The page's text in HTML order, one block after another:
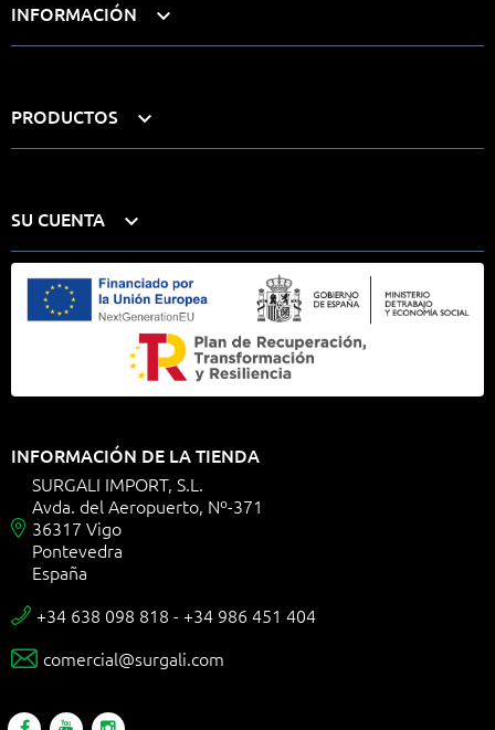
INFORMACIÓN 
PRODUCTOS 
SU CUENTA 
INFORMACIÓN DE LA TIENDA

SURGALI IMPORT, S.L.
Avda. del Aeropuerto, Nº-371
36317 Vigo
Pontevedra
España
 +34 638 098 818 - +34 986 451 404
 comercial@surgali.com